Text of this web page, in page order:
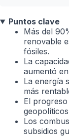
Puntos clave
Más del
renovable
fósiles.
La
aumentó
La energía
más
El
Los
subsidios